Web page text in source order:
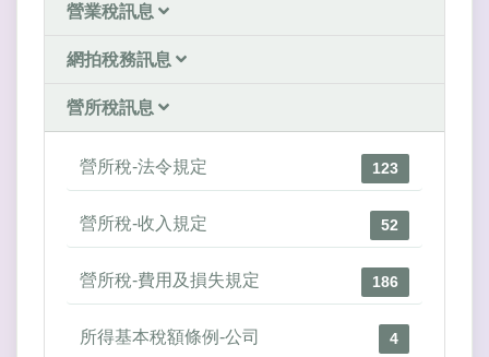
營業稅訊息
網拍稅務訊息
營所稅訊息
營所稅-法令規定 123
營所稅-收入規定 52
營所稅-費用及損失規定 186
所得基本稅額條例-公司 4